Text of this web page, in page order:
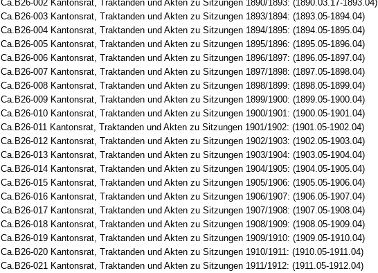
Ca.B26-002 Kantonsrat, Traktanden und Akten zu Sitzungen 1890/1893: (1890.03.17-1893.04)
Ca.B26-003 Kantonsrat, Traktanden und Akten zu Sitzungen 1893/1894: (1893.05-1894.04)
Ca.B26-004 Kantonsrat, Traktanden und Akten zu Sitzungen 1894/1895: (1894.05-1895.04)
Ca.B26-005 Kantonsrat, Traktanden und Akten zu Sitzungen 1895/1896: (1895.05-1896.04)
Ca.B26-006 Kantonsrat, Traktanden und Akten zu Sitzungen 1896/1897: (1896.05-1897.04)
Ca.B26-007 Kantonsrat, Traktanden und Akten zu Sitzungen 1897/1898: (1897.05-1898.04)
Ca.B26-008 Kantonsrat, Traktanden und Akten zu Sitzungen 1898/1899: (1898.05-1899.04)
Ca.B26-009 Kantonsrat, Traktanden und Akten zu Sitzungen 1899/1900: (1899.05-1900.04)
Ca.B26-010 Kantonsrat, Traktanden und Akten zu Sitzungen 1900/1901: (1900.05-1901.04)
Ca.B26-011 Kantonsrat, Traktanden und Akten zu Sitzungen 1901/1902: (1901.05-1902.04)
Ca.B26-012 Kantonsrat, Traktanden und Akten zu Sitzungen 1902/1903: (1902.05-1903.04)
Ca.B26-013 Kantonsrat, Traktanden und Akten zu Sitzungen 1903/1904: (1903.05-1904.04)
Ca.B26-014 Kantonsrat, Traktanden und Akten zu Sitzungen 1904/1905: (1904.05-1905.04)
Ca.B26-015 Kantonsrat, Traktanden und Akten zu Sitzungen 1905/1906: (1905.05-1906.04)
Ca.B26-016 Kantonsrat, Traktanden und Akten zu Sitzungen 1906/1907: (1906.05-1907.04)
Ca.B26-017 Kantonsrat, Traktanden und Akten zu Sitzungen 1907/1908: (1907.05-1908.04)
Ca.B26-018 Kantonsrat, Traktanden und Akten zu Sitzungen 1908/1909: (1908.05-1909.04)
Ca.B26-019 Kantonsrat, Traktanden und Akten zu Sitzungen 1909/1910: (1909.05-1910.04)
Ca.B26-020 Kantonsrat, Traktanden und Akten zu Sitzungen 1910/1911: (1910.05-1911.04)
Ca.B26-021 Kantonsrat, Traktanden und Akten zu Sitzungen 1911/1912: (1911.05-1912.04)